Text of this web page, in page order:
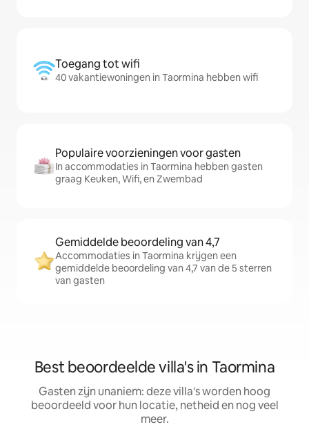
Toegang tot wifi
40 vakantiewoningen in Taormina hebben wifi
Populaire voorzieningen voor gasten
In accommodaties in Taormina hebben gasten
graag Keuken, Wifi, en Zwembad
Gemiddelde beoordeling van 4,7
Accommodaties in Taormina krijgen een
gemiddelde beoordeling van 4,7 van de 5 sterren
van gasten
Best beoordeelde villa's in Taormina
Gasten zijn unaniem: deze villa's worden hoog
beoordeeld voor hun locatie, netheid en nog veel
meer.